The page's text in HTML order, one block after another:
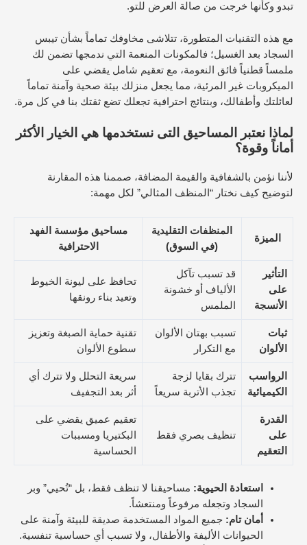
تبدو وكأنها خرجت من صالة العرض للتو.
مع هذه التقنيات المتطورة، تتلاشى مخاوفك تماماً بشأن تيبس
السجاد بعد الغسيل؛ فالمكونات المنعمة التي ندمجها تضمن لك
ملمساً قطنياً فائق النعومة، مع تعقيم شامل يقضي على
الميكروبات غير المرئية، مما يجعل منزلك بيئة صحية وآمنة تماماً
لعائلتك وأطفالك، وبنتائج احترافية تجعلك تضع ثقتك بنا في كل مرة.
لماذا نعتبر المساحيق التى نستخدمها هي الخيار الأكثر
أماناً وقوة؟
لأننا نؤمن بالشفافية والقيمة المضافة، صممنا هذه المقارنة
لتوضيح كيف نختار “المنظف المثالي” لكل مهمة:
الميزة
المنظفات التقليدية
(في السوق)
مساحيق مؤسسة الفهد
الاحترافية
التأثير
على
الأنسجة
قد تسبب تآكل
الألياف أو خشونة
الملمس
تحافظ على ليونة الخيوط
وتعيد بناء رونقها
ثبات
الألوان
تسبب بهتان الألوان
مع التكرار
تقنية حماية الصبغة وتعزيز
سطوع الألوان
الرواسب
الكيميائية
تترك بقايا لزجة
تجذب الأتربة سريعاً
سريعة التحلل ولا تترك أي
أثر بعد التجفيف
القدرة
على
التعقيم
تنظيف بصري فقط
تعقيم عميق يقضي على
البكتيريا ومسببات
الحساسية
استعادة الحيوية: مساحيقنا لا تنظف فقط، بل “تُحيي” وبر
السجاد وتجعله مرفوعاً ومنتعشاً.
أمان تام: جميع المواد المستخدمة صديقة للبيئة وآمنة على
الحيوانات الأليفة والأطفال، ولا تسبب أي حساسية تنفسية.